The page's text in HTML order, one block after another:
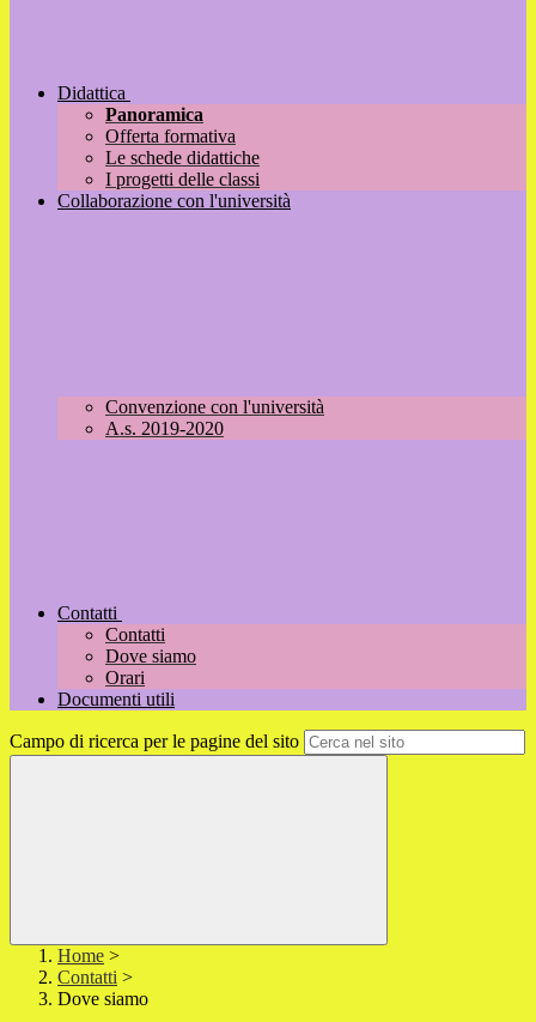
Didattica
Panoramica
Offerta formativa
Le schede didattiche
I progetti delle classi
Collaborazione con l'università
Convenzione con l'università
A.s. 2019-2020
Contatti
Contatti
Dove siamo
Orari
Documenti utili
Campo di ricerca per le pagine del sito
Home >
Contatti >
Dove siamo